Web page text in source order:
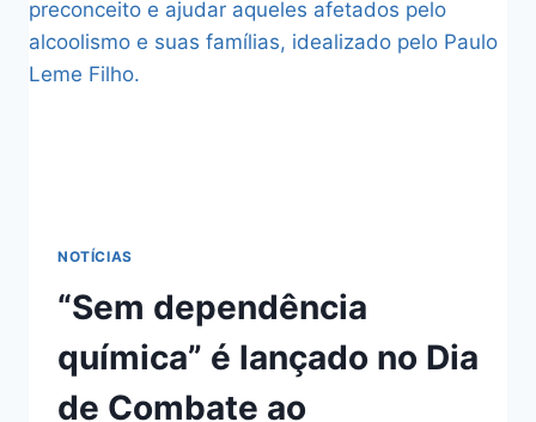
NOTÍCIAS
“Sem dependência
química” é lançado no Dia
de Combate ao